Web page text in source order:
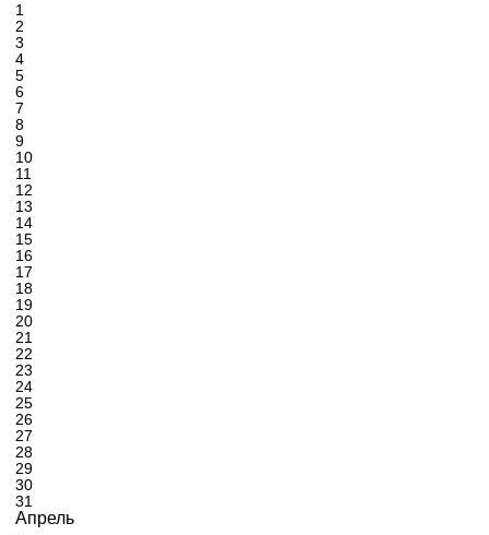
1
2
3
4
5
6
7
8
9
10
11
12
13
14
15
16
17
18
19
20
21
22
23
24
25
26
27
28
29
30
31
Апрель